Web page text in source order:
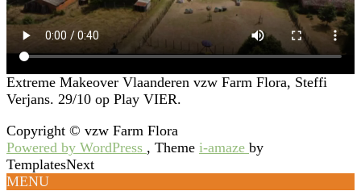
Extreme Makeover Vlaanderen vzw Farm Flora, Steffi
Verjans. 29/10 op Play VIER.
Copyright © vzw Farm Flora
Powered by WordPress , Theme i-amaze by
TemplatesNext
MENU